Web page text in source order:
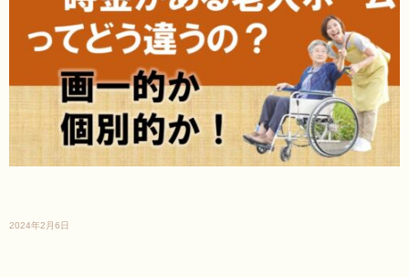
2024年2月6日